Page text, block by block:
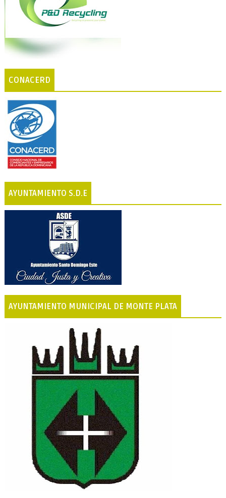
CONACERD
AYUNTAMIENTO S.D.E
AYUNTAMIENTO MUNICIPAL DE MONTE PLATA